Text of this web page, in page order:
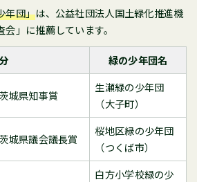
年団」は、公益社団法人国土緑化推進機
」に推薦しています。
緑の少年団名
城県知事賞
生瀬緑の少年団
（大子町）
城県議会議長賞
桜地区緑の少年団
（つくば市）
白方小学校緑の少